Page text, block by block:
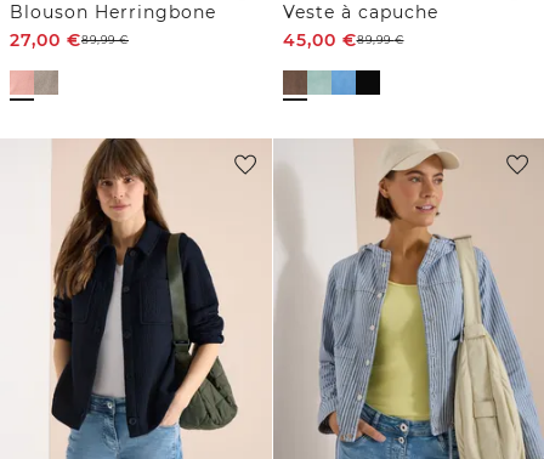
Blouson Herringbone
27,00 €89,99€
Veste à capuche
45,00 €89,99€